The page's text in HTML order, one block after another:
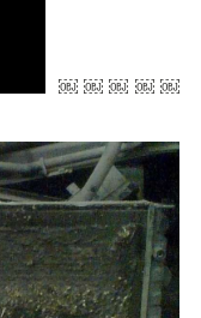
￼ ￼ ￼ ￼ ￼